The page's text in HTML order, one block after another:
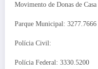
Movimento de Donas de
Parque Municipal: 3277.7666
Polícia Civil:
Polícia Federal: 3330.5200